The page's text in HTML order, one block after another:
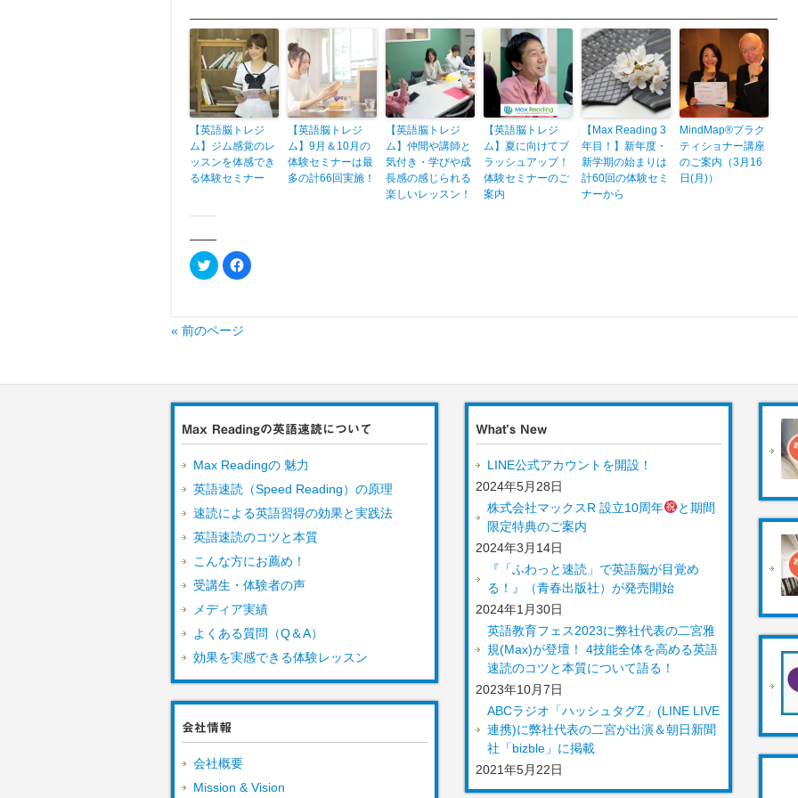
【英語脳トレジ
ム】ジム感覚のレ
ッスンを体感でき
る体験セミナー
【英語脳トレジ
ム】9月＆10月の
体験セミナーは最
多の計66回実施！
【英語脳トレジ
ム】仲間や講師と
気付き・学びや成
長感の感じられる
楽しいレッスン！
【英語脳トレジ
ム】夏に向けてブ
ラッシュアップ！
体験セミナーのご
案内
【Max Reading 3
年目！】新年度・
新学期の始まりは
計60回の体験セミ
ナーから
MindMap®プラク
ティショナー講座
のご案内（3月16
日(月)）
ク
リ
Twitter
で
ウ
ン
ド
ウ
開
ま
す)
Facebook
で
て
さ
い
し
ウ
ィ
ン
ド
で
き
ま
す)
« 前のページ
Max Readingの英語速読について
Max Readingの 魅力
英語速読（Speed Reading）の原理
速読による英語習得の効果と実践法
英語速読のコツと本質
こんな方にお薦め！
受講生・体験者の声
メディア実績
よくある質問（Q＆A）
効果を実感できる体験レッスン
会社情報
会社概要
Mission & Vision
What’s New
LINE公式アカウントを開設！
2024年5月28日
株式会社マックスR 設立10周年
と期間
限定特典のご案内
2024年3月14日
『「ふわっと速読」で英語脳が目覚め
る！』（青春出版社）が発売開始
2024年1月30日
英語教育フェス2023に弊社代表の二宮雅
規(Max)が登壇！ 4技能全体を高める英語
速読のコツと本質について語る！
2023年10月7日
ABCラジオ「ハッシュタグZ」(LINE LIVE
連携)に弊社代表の二宮が出演＆朝日新聞
社「bizble」に掲載
2021年5月22日